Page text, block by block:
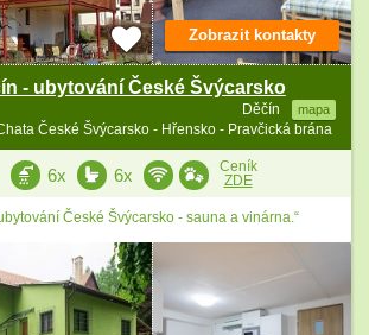
- ubytování České Švýcarsko
Děčín mapa
České Švýcarsko - Hřensko - Pravčická brána
Zobrazit kontakty
6x 6x
Ceník
ZDE
České Švýcarsko - sauna a vinárna.“